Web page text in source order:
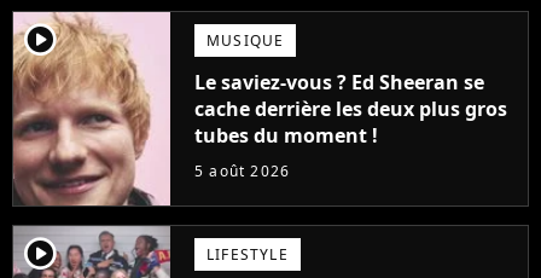
player2 MUSIQUE
Le saviez-vous ? Ed Sheeran se
cache derrière les deux plus gros
tubes du moment !
5 août 2026
player2 LIFESTYLE